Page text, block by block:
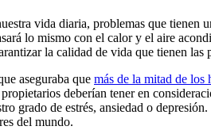
vida diaria, problemas que
lo mismo con el calor y el aire
la calidad de vida que tienen
aseguraba que más de la mitad de los
deberían tener en
grado de estrés, ansiedad o
del mundo.